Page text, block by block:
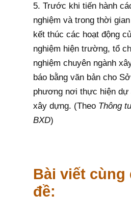
5. Trước khi tiến hành
nghiệm và trong thời
kết thúc các hoạt động
nghiệm hiện trường, tổ
nghiệm chuyên ngành
báo bằng văn bản cho
phương nơi thực hiện dự
xây dựng. (Theo Thông
BXD)
Bài viết cùng
đề: